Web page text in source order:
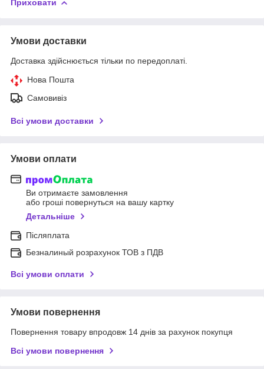
Приховати
Умови доставки
Доставка здійснюється тільки по передоплаті.
Нова Пошта
Самовивіз
Всі умови доставки
Умови оплати
Ви отримаєте замовлення
або гроші повернуться на вашу картку
Детальніше
Післяплата
Безналиный розрахунок ТОВ з ПДВ
Всі умови оплати
Умови повернення
Повернення товару впродовж 14 днів за рахунок покупця
Всі умови повернення